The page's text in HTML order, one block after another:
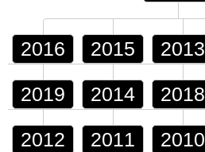
2016 2015 2013
2019 2014 2018
2012 2011 2010